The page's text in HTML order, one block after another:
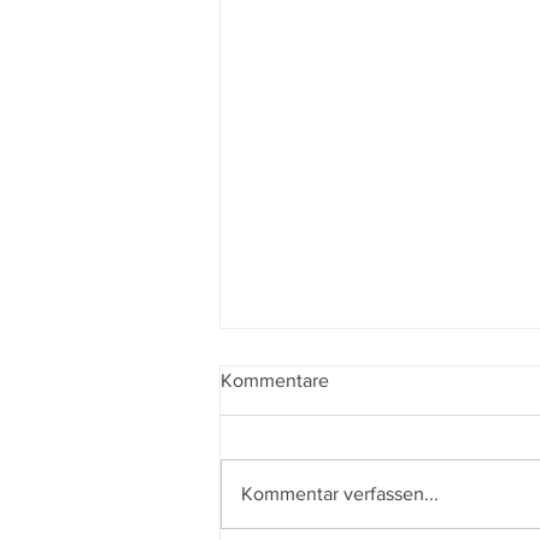
Kommentare
Kommentar verfassen...